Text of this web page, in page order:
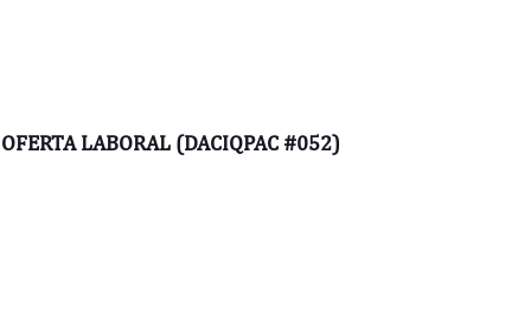
OFERTA LABORAL (DACIQPAC #052)